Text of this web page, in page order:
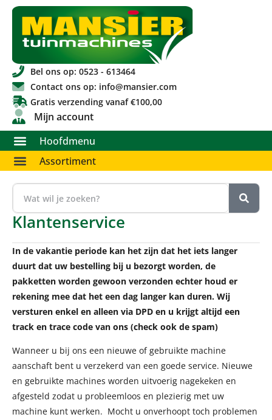
Bel ons op: 0523 - 613464
Contact ons op: info@mansier.com
Gratis verzending vanaf €100,00
Mijn account
Hoofdmenu
Assortiment
Klantenservice
In de vakantie periode kan het zijn dat het iets langer
duurt dat uw bestelling bij u bezorgt worden, de
pakketten worden gewoon verzonden echter houd er
rekening mee dat het een dag langer kan duren. Wij
versturen enkel en alleen via DPD en u krijgt altijd een
track en trace code van ons (check ook de spam)
Wanneer u bij ons een nieuwe of gebruikte machine
aanschaft bent u verzekerd van een goede service. Nieuwe
en gebruikte machines worden uitvoerig nagekeken en
afgesteld zodat u probleemloos en plezierig met uw
machine kunt werken. Mocht u onverhoopt toch problemen